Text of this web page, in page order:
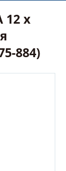
12 х
884)